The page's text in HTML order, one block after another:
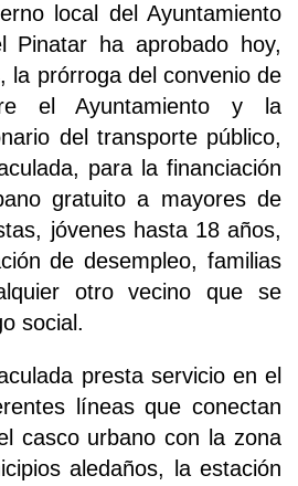
local del Ayuntamiento
Pinatar ha aprobado hoy,
la prórroga del convenio de
el Ayuntamiento y la
del transporte público,
para la financiación
gratuito a mayores de
jóvenes hasta 18 años,
de desempleo, familias
otro vecino que se
social.
presta servicio en el
líneas que conectan
casco urbano con la zona
aledaños, la estación